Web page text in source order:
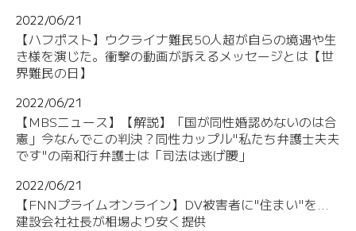
2022/06/21
【ハフポスト】ウクライナ難民50人超が自らの境遇や生
き様を演じた。衝撃の動画が訴えるメッセージとは【世
界難民の日】
2022/06/21
【MBSニュース】【解説】「国が同性婚認めないのは合
憲」今なんでこの判決？同性カップル"私たち弁護士夫夫
です"の南和行弁護士は「司法は逃げ腰」
2022/06/21
【FNNプライムオンライン】DV被害者に"住まい"を...
建設会社社長が相場より安く提供